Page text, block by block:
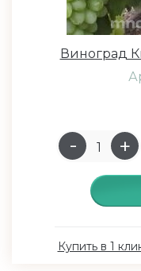
Виноград
Купить в 1